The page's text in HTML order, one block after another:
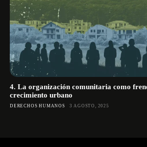
4. La organización comunitaria como
crecimiento urbano
DERECHOS HUMANOS 3 AGOSTO, 2025